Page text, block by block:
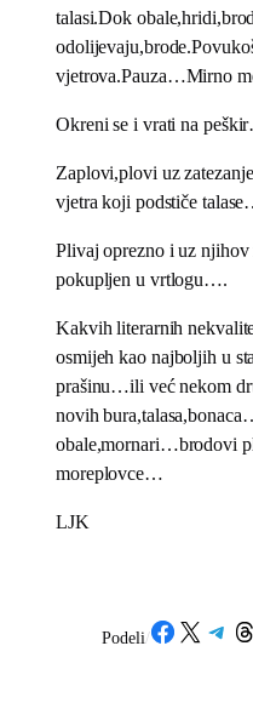
talasi.Dok
vjetrova.Pauza…Mirno
Okreni se i vrati na
Zaplovi,plovi uz
vjetra koji podstiče
Plivaj oprezno i uz njihov
pokupljen u vrtlogu….
Kakvih literarnih
osmijeh kao najboljih u
prašinu…ili već nekom
novih
obale,mornari…brodovi
moreplovce…
LJK
Podeli/Share on Facebook
Share on X Share on